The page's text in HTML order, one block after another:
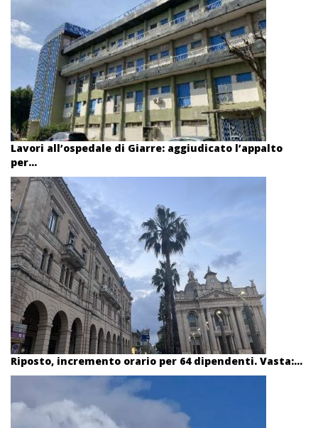
Lavori all’ospedale di Giarre: aggiudicato l’appalto
per...
Riposto, incremento orario per 64 dipendenti. Vasta:...